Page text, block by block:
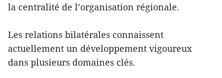
la centralité de l’organisation régionale.
Les relations bilatérales connaissent
actuellement un développement vigoureux
dans plusieurs domaines clés.